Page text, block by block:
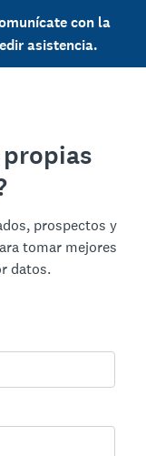
con la
asistencia.
prospectos y
tomar mejores
datos.